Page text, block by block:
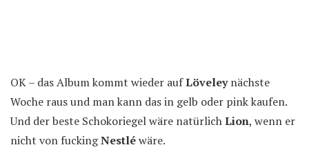
OK – das Album kommt wieder aufLöveleynächste
Woche raus und man kann das in gelb oder pink kaufen.
Und der beste Schokoriegel wäre natürlichLion, wenn er
nicht von fuckingNestléwäre.